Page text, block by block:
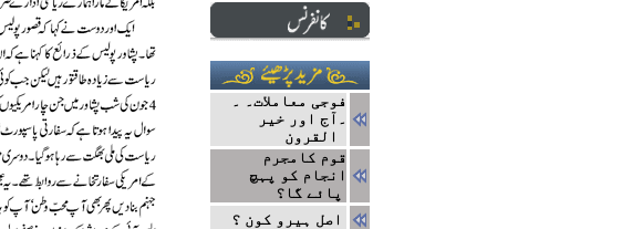
فوجی معاملات۔ ۔
۔آج اور خیر
قوم کامجرم
انجام کو پہچ
پائے گا؟
اصل ہیرو کون ؟